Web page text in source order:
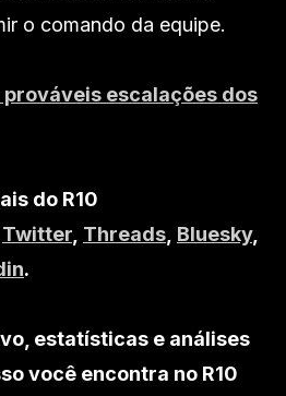
o comando da equipe.
escalações dos
do R10
Twitter Threads Bluesky,
.
estatísticas e análises
você encontra no R10